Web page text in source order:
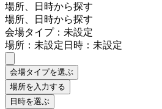
場所、日時から探す
場所、日時から探す
会場タイプ：未設定
場所：未設定日時：未設定
会場タイプを選ぶ
場所を入力する
日時を選ぶ